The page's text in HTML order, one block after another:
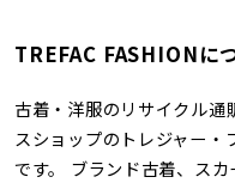
TREFAC FASHIONに
古着・洋服のリサイクル
スショップのトレジャー・
です。 ブランド古着、ス